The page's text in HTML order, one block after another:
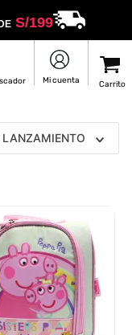
S/199
LANZAMIENTO